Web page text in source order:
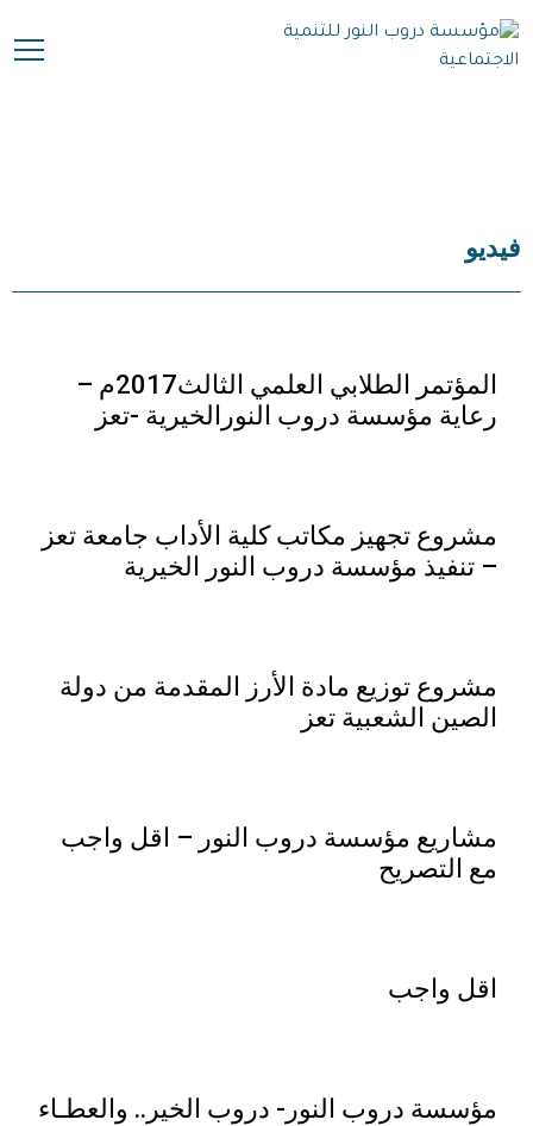
فيديو
المؤتمر الطلابي العلمي الثالث2017م –
رعاية مؤسسة دروب النورالخيرية -تعز
مشروع تجهيز مكاتب كلية الأداب جامعة تعز
– تنفيذ مؤسسة دروب النور الخيرية
مشروع توزيع مادة الأرز المقدمة من دولة
الصين الشعبية تعز
مشاريع مؤسسة دروب النور – اقل واجب
مع التصريح
اقل واجب
مؤسسة دروب النور- دروب الخير.. والعطـاء